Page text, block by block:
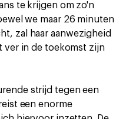
te krijgen om zo'n
we maar 26 minuten
zal haar aanwezigheid
ver in de toekomst zijn
strijd tegen een
een enorme